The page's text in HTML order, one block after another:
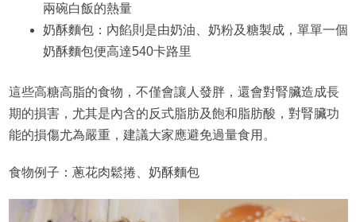
兩碗白飯的熱量
奶酥麵包：內餡則是由奶油、奶粉及糖製成，單單一個
奶酥麵包便高達540卡路里
這些高糖高脂的食物，不僅會讓人發胖，還會對腎臟造成長
期的損害，尤其是內含的反式脂肪及飽和脂肪酸，對腎臟功
能的損傷尤為嚴重，建議大家應避免過量食用。
食物例子：蔥花肉鬆捲、奶酥麵包